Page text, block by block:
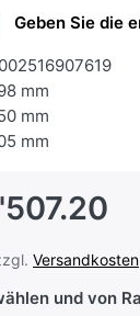
Geben Sie die
mm
mm
mm
Versandkosten
und von